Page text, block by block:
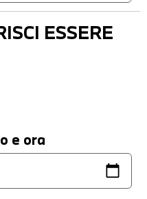
ESSERE
e ora